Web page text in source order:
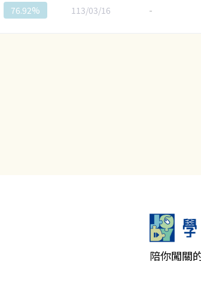
76.92% 113/03/16 -
陪你闖關